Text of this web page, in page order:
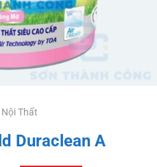
Thất
Duraclean A